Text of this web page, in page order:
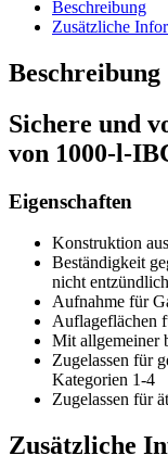
Beschreibung
Zusätzliche
Beschreibung
Sichere und
von 1000-l-
Eigenschaften
Konstruktion
Beständigkeit
nicht
Aufnahme für
Auflageflächen
Mit allgemeiner
Zugelassen für
Kategorien 1-4
Zugelassen für
Zusätzliche